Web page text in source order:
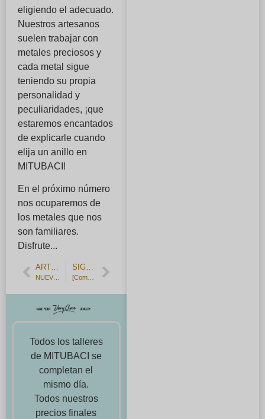
eligiendo el adecuado.
Nuestros artesanos
suelen trabajar con
metales preciosos y
cada metal sigue
teniendo su propia
personalidad y
peculiaridades, ¡que
estaremos encantados
de explicarle cuando
elija un anillo en
MITUBACI!
En el próximo número
nos ocuparemos de
los metales que nos
son familiares.
Disfrute...
ARTÍCULO ANTERIOR SIGUIENTE ARTÍCULO
Todos los talleres
de MITUBACI se
completan el
mismo día.
Todos nuestros
precios finales